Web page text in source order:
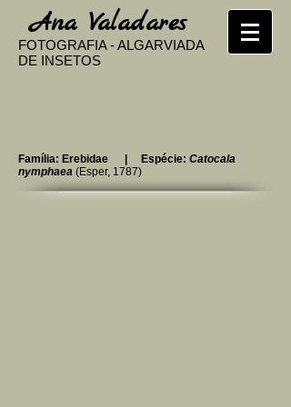
​Ana Valadares
FOTOGRAFIA - ALGARVIADA
DE INSETOS
Família: Erebidae | Espécie: Catocala
nymphaea (Esper, 1787)